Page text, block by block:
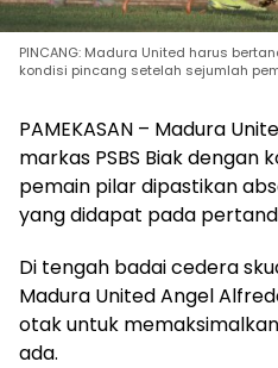
PINCANG: Madura United harus
kondisi pincang setelah sejumlah
PAMEKASAN – Madura
markas PSBS Biak dengan
pemain pilar dipastikan
yang didapat pada
Di tengah badai cedera
Madura United Angel
otak untuk
ada.